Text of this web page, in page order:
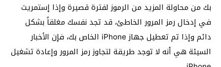
بك من محاولة المزيد من الرموز لفترة قصيرة وإذا إستمريت
في إدخال رمز المرور الخاطئ، قد تجد نفسك مغلقاً بشكل
دائم وإذا تم تعطيل جهاز iPhone الخاص بك، فإن الأخبار
السيئة هي أنه لا توجد طريقة لتجاوز رمز المرور وإعادة تشغيل